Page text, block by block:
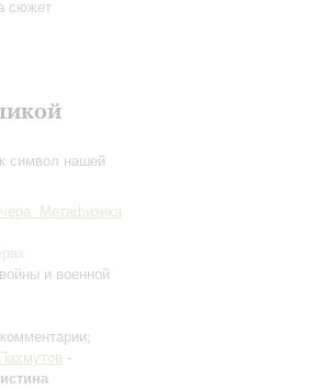
сюжет
символ нашей
Метафизика
и военной
-